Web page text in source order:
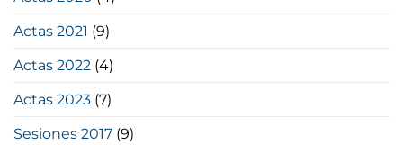
Actas 2021 (9)
Actas 2022 (4)
Actas 2023 (7)
Sesiones 2017 (9)